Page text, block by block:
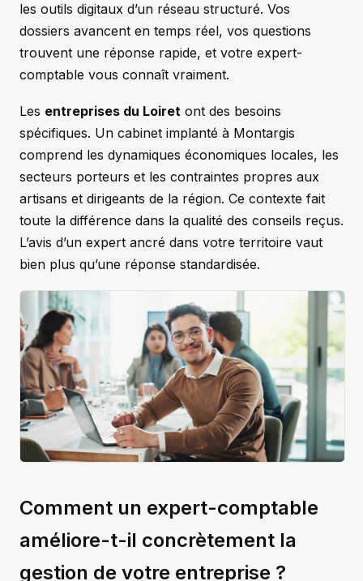
les outils digitaux d’un réseau structuré. Vos
dossiers avancent en temps réel, vos questions
trouvent une réponse rapide, et votre expert-
comptable vous connaît vraiment.
Les entreprises du Loiret ont des besoins
spécifiques. Un cabinet implanté à Montargis
comprend les dynamiques économiques locales, les
secteurs porteurs et les contraintes propres aux
artisans et dirigeants de la région. Ce contexte fait
toute la différence dans la qualité des conseils reçus.
L’avis d’un expert ancré dans votre territoire vaut
bien plus qu’une réponse standardisée.
Comment un expert-comptable
améliore-t-il concrètement la
gestion de votre entreprise ?